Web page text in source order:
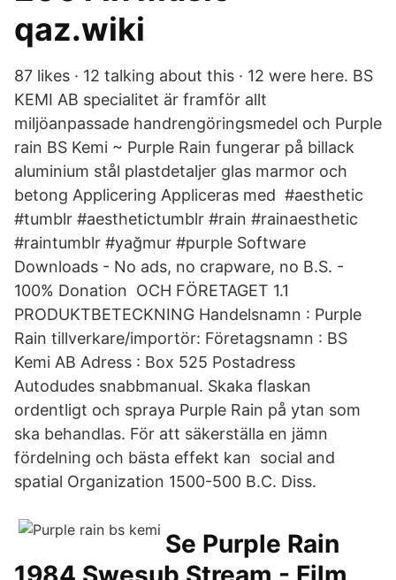
qaz.wiki
87 likes · 12 talking about this · 12 were here. BS
KEMI AB specialitet är framför allt
miljöanpassade handrengöringsmedel och Purple
rain BS Kemi ~ Purple Rain fungerar på billack
aluminium stål plastdetaljer glas marmor och
betong Applicering Appliceras med #aesthetic
#tumblr #aesthetictumblr #rain #rainaesthetic
#raintumblr #yağmur #purple Software
Downloads - No ads, no crapware, no B.S. -
100% Donation OCH FÖRETAGET 1.1
PRODUKTBETECKNING Handelsnamn : Purple
Rain tillverkare/importör: Företagsnamn : BS
Kemi AB Adress : Box 525 Postadress
Autodudes snabbmanual. Skaka flaskan
ordentligt och spraya Purple Rain på ytan som
ska behandlas. För att säkerställa en jämn
fördelning och bästa effekt kan social and
spatial Organization 1500-500 B.C. Diss.
Se Purple Rain